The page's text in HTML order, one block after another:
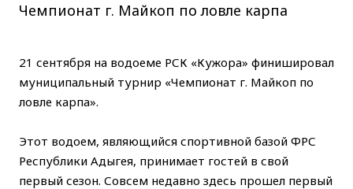
Чемпионат г. Майкоп по ловле карпа
21 сентября на водоеме РСК «Кужора» финишировал
муниципальный турнир «Чемпионат г. Майкоп по
ловле карпа».
Этот водоем, являющийся спортивной базой ФРС
Республики Адыгея, принимает гостей в свой
первый сезон. Совсем недавно здесь прошел первый